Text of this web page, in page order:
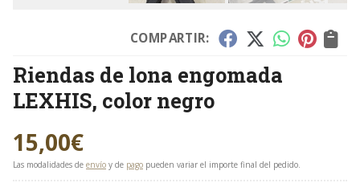
COMPARTIR:
Riendas de lona engomada
LEXHIS, color negro
15,00€
Las modalidades de envío y de pago pueden variar el importe final del pedido.